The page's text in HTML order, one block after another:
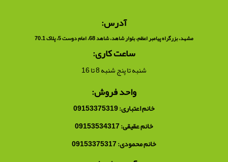
آدرس:
مشهد، بزرگراه پیامبر اعظم، بلوار شاهد، شاهد 68، امام دوست 5، پلاک 70.1
ساعت کاری:
شنبه تا پنج شنبه 8 تا 16
واحد فروش:
خانم اعتباری: 09153375319
خانم عقیقی: 09153534317
خانم محمودی: 09153375317